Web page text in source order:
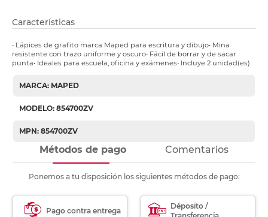
Características
• Lápices de grafito marca Maped para escritura y dibujo• Mina
resistente con trazo uniforme y oscuro• Fácil de borrar y de sacar
punta• Ideales para escuela, oficina y exámenes• Incluye 2 unidad(es)
MARCA: MAPED
MODELO: 854700ZV
MPN: 854700ZV
Métodos de pago Comentarios
Ponemos a tu disposición los siguientes métodos de pago:
Pago contra entrega
Déposito /